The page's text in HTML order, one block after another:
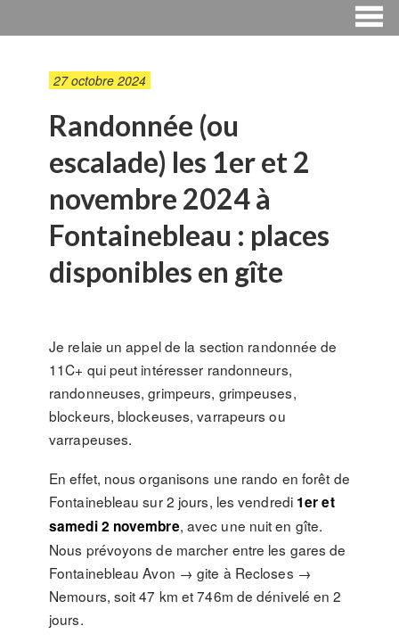
27 octobre 2024
Randonnée (ou
escalade) les 1er et 2
novembre 2024 à
Fontainebleau : places
disponibles en gîte
Je relaie un appel de la section randonnée de
11C+ qui peut intéresser randonneurs,
randonneuses, grimpeurs, grimpeuses,
blockeurs, blockeuses, varrapeurs ou
varrapeuses.
En effet, nous organisons une rando en forêt de
Fontainebleau sur 2 jours, les vendredi 1er et
samedi 2 novembre, avec une nuit en gîte.
Nous prévoyons de marcher entre les gares de
Fontainebleau Avon → gite à Recloses →
Nemours, soit 47 km et 746m de dénivelé en 2
jours.